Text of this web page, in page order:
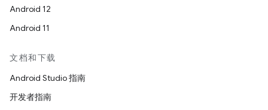
Android 12
Android 11
文档和下载
Android Studio 指南
开发者指南